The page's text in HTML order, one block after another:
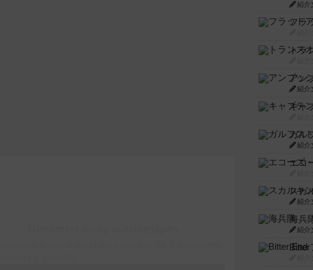
紹介
フラ
紹介
ガル
紹介
エコ
スカ
紹介
海兵
紹介